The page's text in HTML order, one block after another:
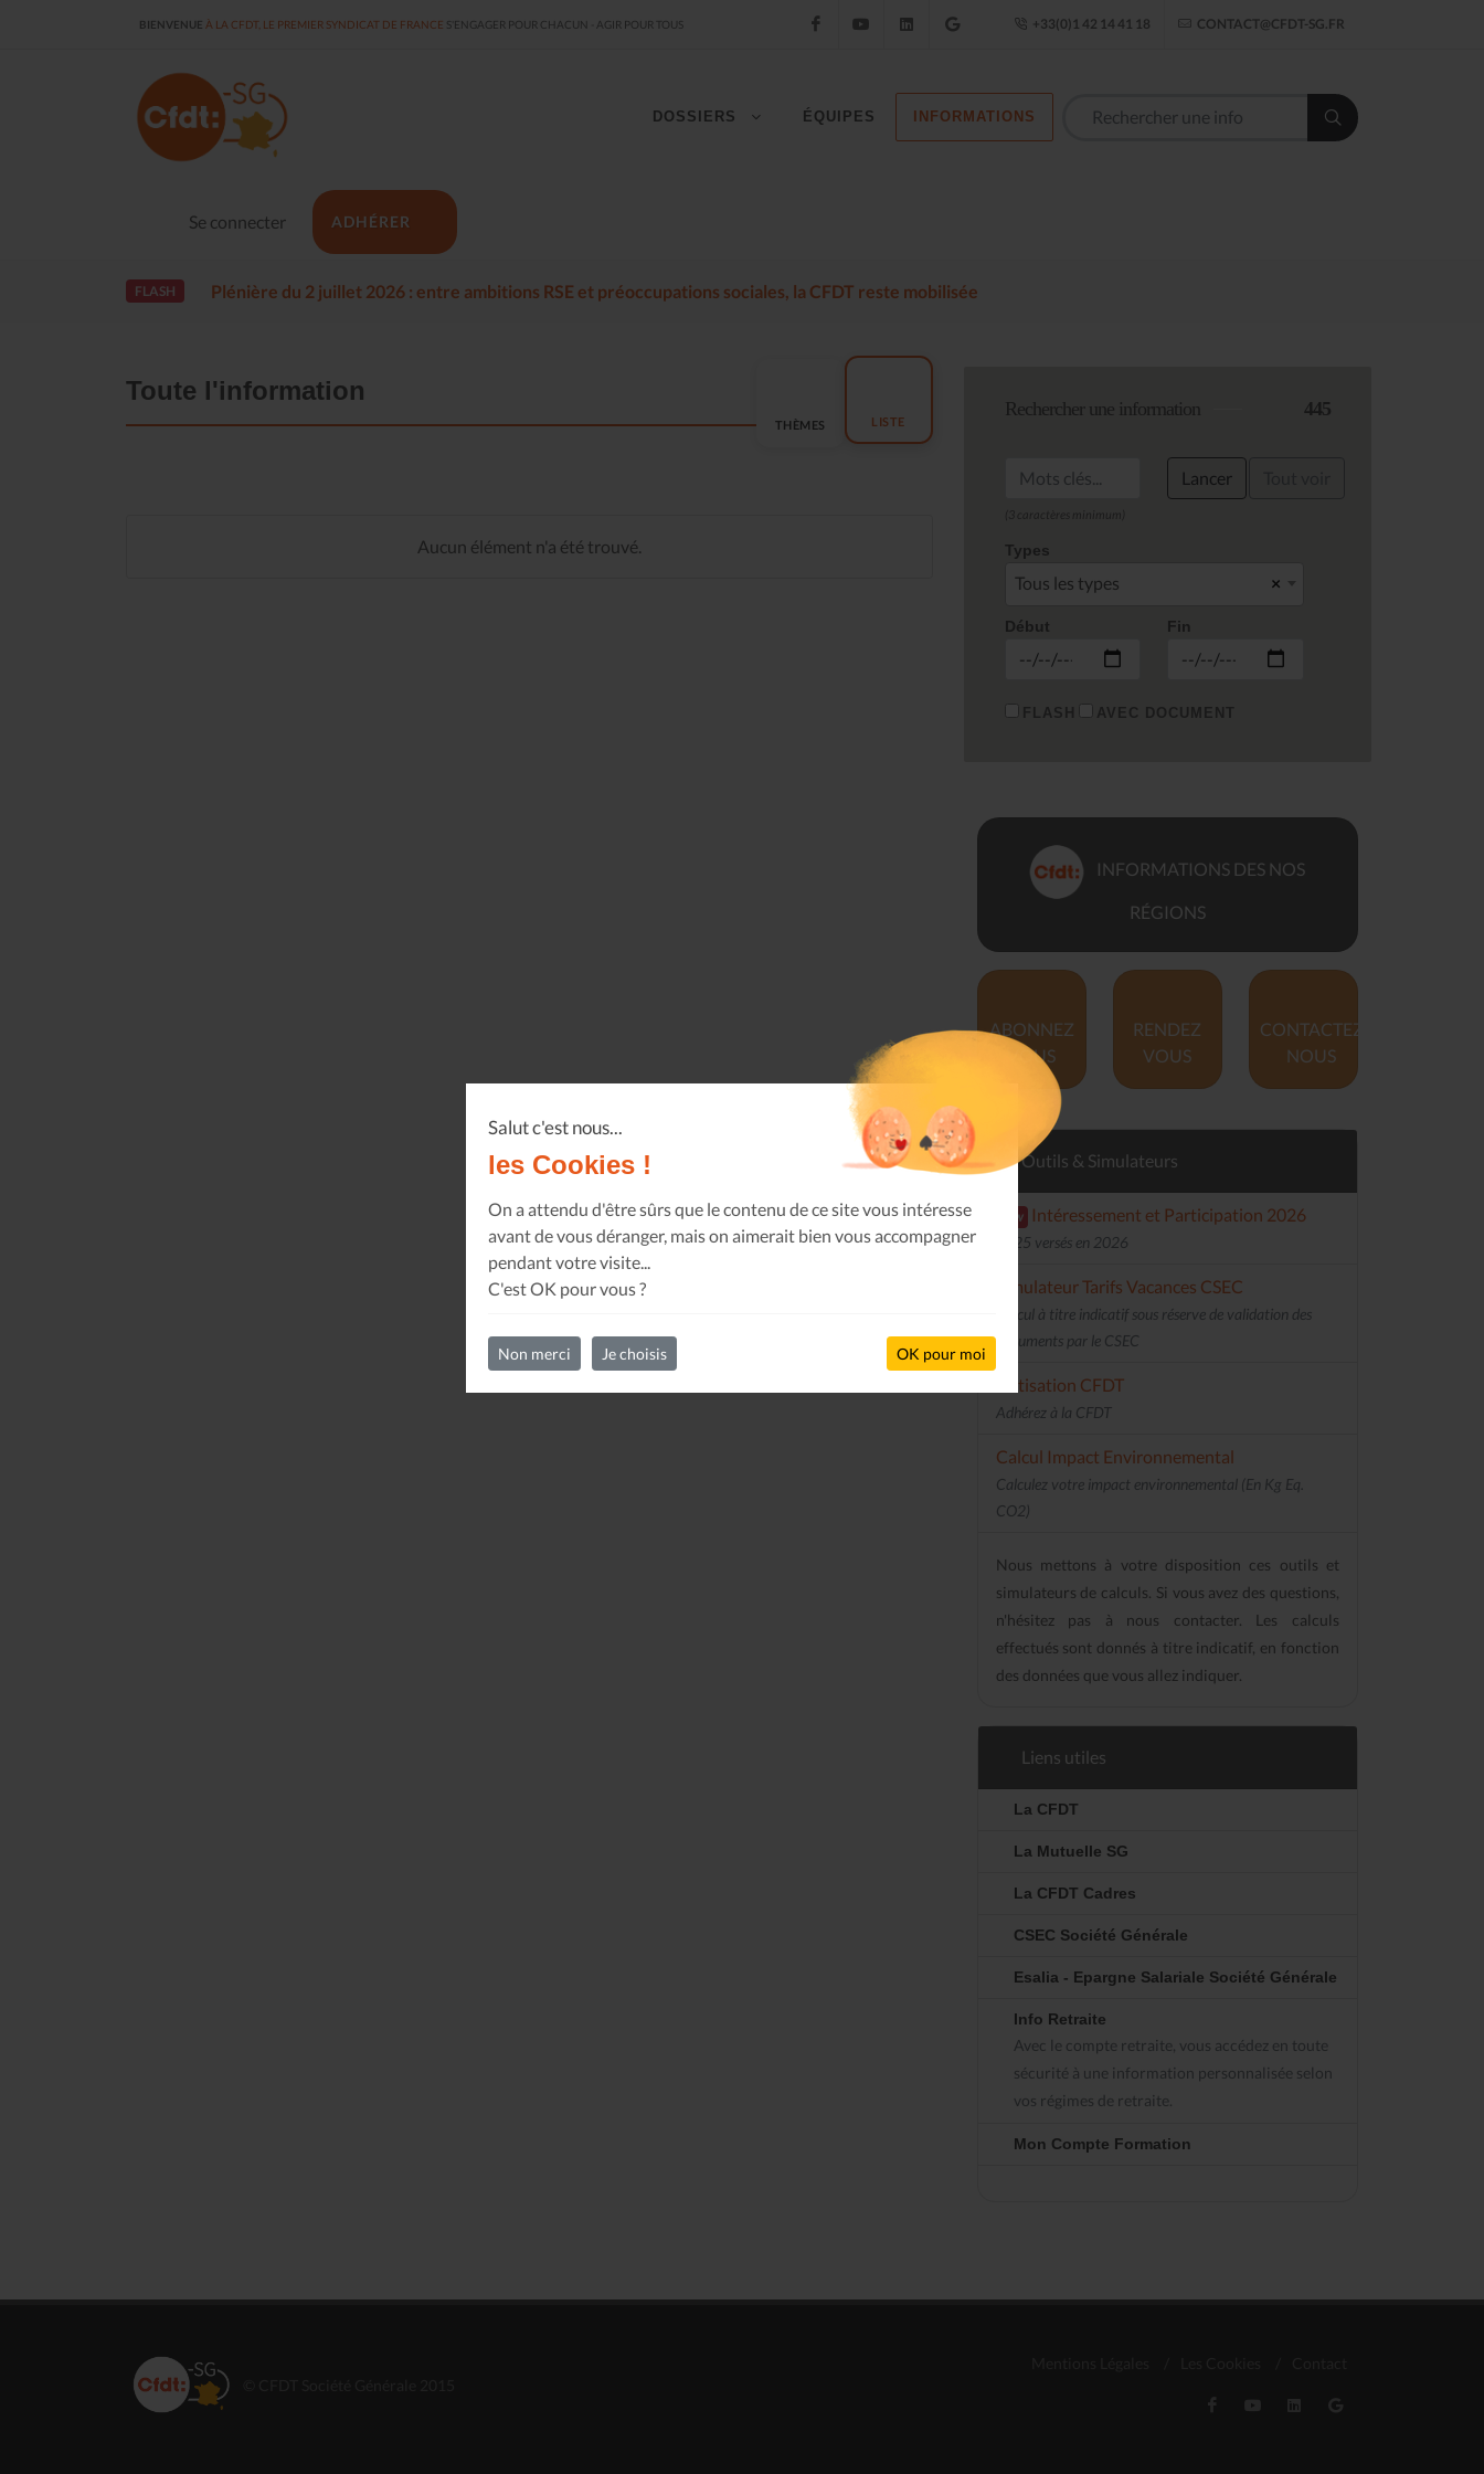
Salut c'est nous...
les Cookies !
On a attendu d'être sûrs que le contenu de ce site vous intéresse
avant de vous déranger, mais on aimerait bien vous accompagner
pendant votre visite...
C'est OK pour vous ?
Non merci Je choisis OK pour moi
BIENVENUE À LA CFDT, LE PREMIER SYNDICAT DE FRANCE S'ENGAGER POUR CHACUN - AGIR POUR TOUS FacebookYouTube LinkedIn Google Établissement
+33(0)1 42 14 41 18 CONTACT@CFDT-SG.FR
Se connecter ADHÉRER
DOSSIERS ÉQUIPES INFORMATIONS
FLASH Plénière du 2 juillet 2026 : entre ambitions RSE et préoccupations sociales, la CFDT reste mobilisée
Toute l'information
THÈMES LISTE
Aucun élément n'a été trouvé.
Rechercher une information 445
Lancer
Types
×
Tous les types
Début Fin
FLASH AVEC DOCUMENT
INFORMATIONS DES NOS
RÉGIONS
ABONNEZ
VOUS
RENDEZ
VOUS
CONTACTEZ
NOUS
Outils & Simulateurs
new Intéressement et Participation 2026
2025 versés en 2026
Simulateur Tarifs Vacances CSEC
Calcul à titre indicatif sous réserve de validation des
documents par le CSEC
Cotisation CFDT
Adhérez à la CFDT
Calcul Impact Environnemental
Calculez votre impact environnemental (En Kg Eq.
CO2)
Nous mettons à votre disposition ces outils et
simulateurs de calculs. Si vous avez des questions,
n'hésitez pas à nous contacter. Les calculs
effectués sont donnés à titre indicatif, en fonction
des données que vous allez indiquer.
Liens utiles
La CFDT
La Mutuelle SG
La CFDT Cadres
CSEC Société Générale
Esalia - Epargne Salariale Société Générale
Info Retraite
Avec le compte retraite, vous accédez en toute
sécurité à une information personnalisée selon
vos régimes de retraite.
Mon Compte Formation